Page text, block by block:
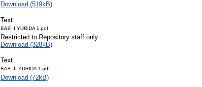
Download (519kB)
Text
BAB II YURIDA 1.pdf
Restricted to Repository staff only
Download (328kB)
Text
BAB III YURIDA 1.pdf
Download (72kB)